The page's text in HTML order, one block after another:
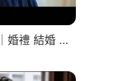
「不一樣的唐裝」台北萬豪迎娶晚宴 ｜婚禮 結婚 儀式 證婚 誓詞 迎娶 文定 嫁娶 婚戒 婚攝 婚錄 流水席 快剪 快播 龍鳳掛 婚攝迪倫 迪倫是個攝影師